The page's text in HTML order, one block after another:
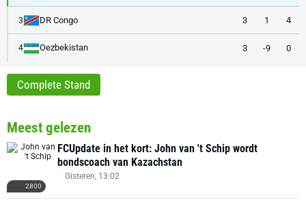
3 DR Congo 3 1 4
4 Oezbekistan 3 -9 0
Complete Stand
Meest gelezen
2800
FCUpdate in het kort: John van 't Schip wordt
bondscoach van Kazachstan
Gisteren, 13:02